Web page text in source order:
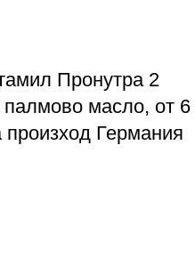
Пронутра 2
масло, от 6
Германия